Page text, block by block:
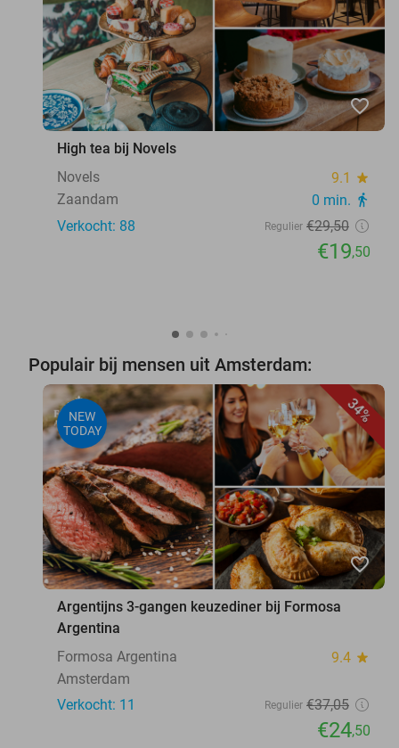
favorite_border
High tea bij Novels
Novels
9.1 star
Zaandam 0 min. directions_walk
Verkocht: 88 Regulier €29,50
€19,50
Populair bij mensen uit Amsterdam:
34%
NEW
TODAY
favorite_border
Argentijns 3-gangen keuzediner bij Formosa
Argentina
Formosa Argentina
9.4 star
Amsterdam
Verkocht: 11
Regulier €37,05
€24,50